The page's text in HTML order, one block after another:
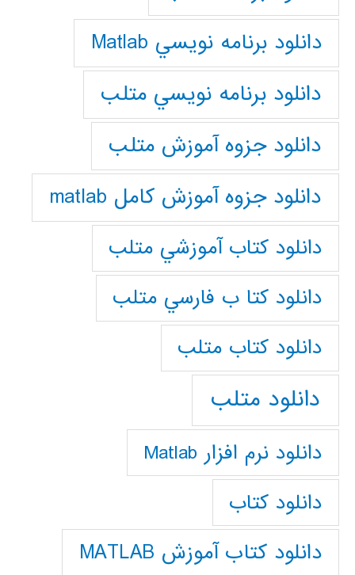
دانلود برنامه نويسي Matlab
دانلود برنامه نويسي متلب
دانلود جزوه آموزش متلب
دانلود جزوه آموزش کامل matlab
دانلود كتاب آموزشي متلب
دانلود كتا ب فارسي متلب
دانلود كتاب متلب
دانلود متلب
دانلود نرم افزار Matlab
دانلود کتاب
دانلود کتاب آموزش MATLAB